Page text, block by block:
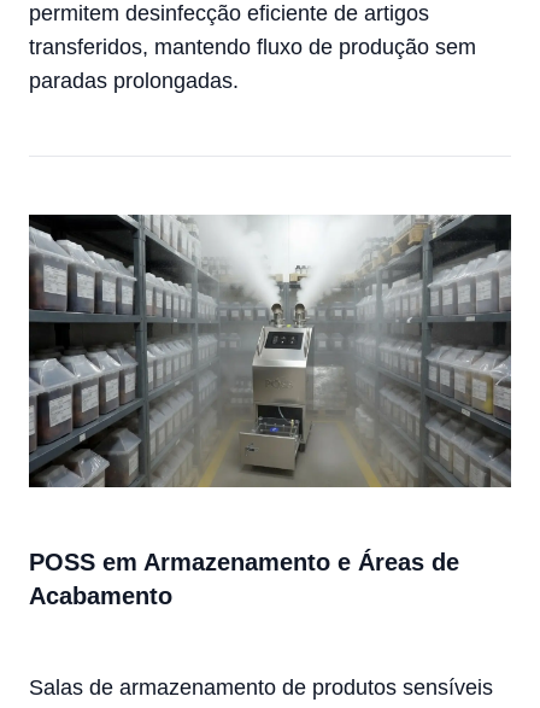
permitem desinfecção eficiente de artigos
transferidos, mantendo fluxo de produção sem
paradas prolongadas.
POSS em Armazenamento e Áreas de
Acabamento
Salas de armazenamento de produtos sensíveis